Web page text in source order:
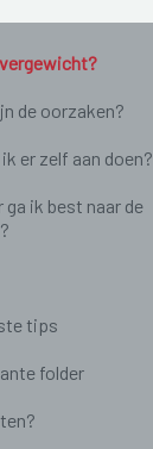
de oorzaken?
er zelf aan doen?
ga ik best naar de
tips
folder